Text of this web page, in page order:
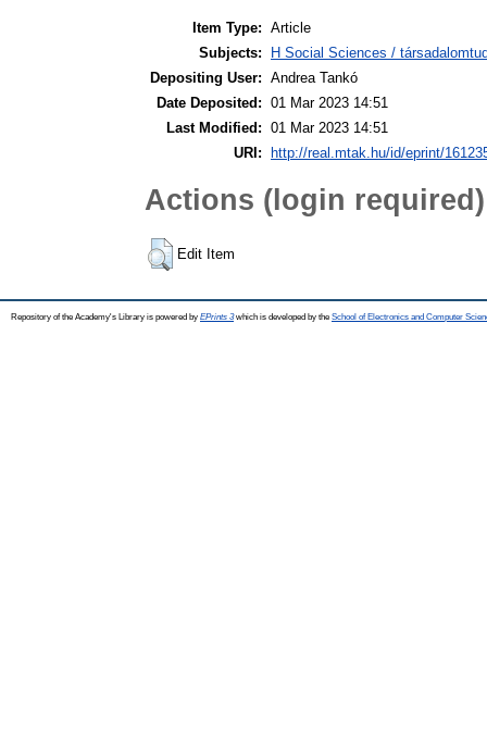
Item Type: Article
Subjects:
H Social Sciences /
Depositing User: Andrea Tankó
Date Deposited: 01 Mar 2023 14:51
Last Modified: 01 Mar 2023 14:51
URI:
http://real.mtak.hu/id/eprint/
Actions (login required)
Edit Item
Repository of the Academy's Library is powered by EPrints 3which is developed by the School of Electronics and Computer